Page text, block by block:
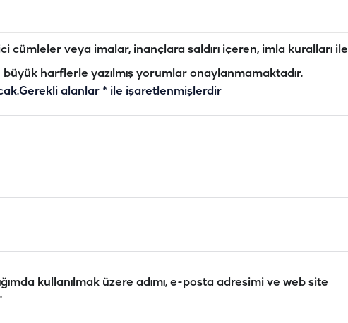
cümleler veya imalar, inançlara saldırı içeren, imla kuralları ile
harflerle yazılmış yorumlar onaylanmamaktadır.
Gerekli alanlar * ile işaretlenmişlerdir
kullanılmak üzere adımı, e-posta adresimi ve web site